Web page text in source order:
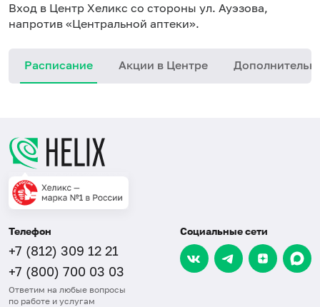
Вход в Центр Хеликс со стороны ул. Ауэзова,
напротив «Центральной аптеки».
Расписание Акции в Центре
Телефон
+7 (812) 309 12 21
+7 (800) 700 03 03
Ответим на любые вопросы
по работе и услугам
Социальные сети